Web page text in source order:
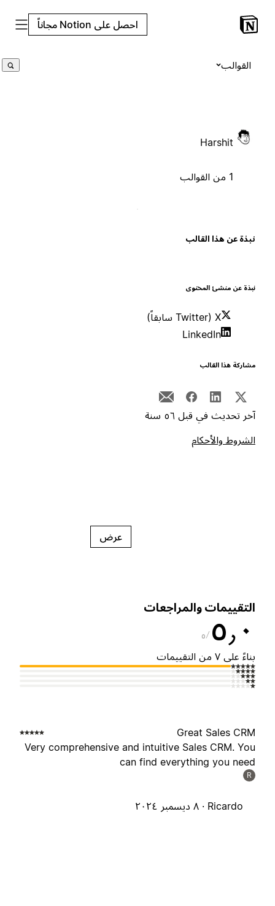
احصل على Notion مجاناً
القوالب
Harshit
عن هذا القالب
عن منشئ المحتوى
LinkedIn
هذا القالب
تحديث في قبل ٥٦ سنة
والأحكام
عرض
والمراجعات
٥
على ٧ من التقييمات
Great Sales
Very comprehensive and intuitive Sales CRM.
can find everything you
Ricardo · ٨ ديسمبر ٢٠٢٤